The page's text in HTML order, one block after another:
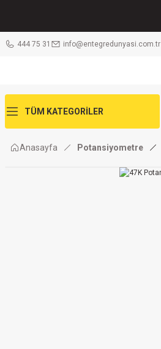
444 75 31 info@entegredunyasi.com.tr
TÜM KATEGORİLER
Anasayfa Potansiyometre